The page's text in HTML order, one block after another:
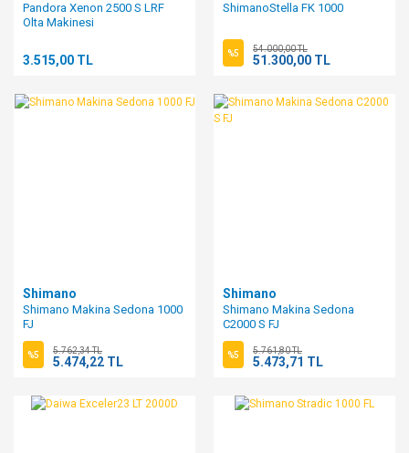
Pandora Xenon 2500 S LRF
Olta Makinesi
3.515,00 TL
ShimanoStella FK 1000
%5 54.000,00 TL
51.300,00 TL
Shimano
Shimano Makina Sedona 1000
FJ
%5 5.762,34 TL
5.474,22 TL
Shimano
Shimano Makina Sedona
C2000 S FJ
%5 5.761,80 TL
5.473,71 TL